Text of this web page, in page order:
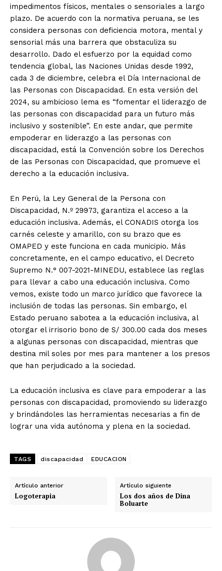
impedimentos físicos, mentales o sensoriales a largo
plazo. De acuerdo con la normativa peruana, se les
considera personas con deficiencia motora, mental y
sensorial más una barrera que obstaculiza su
desarrollo. Dado el esfuerzo por la equidad como
tendencia global, las Naciones Unidas desde 1992,
cada 3 de diciembre, celebra el Día Internacional de
las Personas con Discapacidad. En esta versión del
2024, su ambicioso lema es “fomentar el liderazgo de
las personas con discapacidad para un futuro más
inclusivo y sostenible”. En este andar, que permite
empoderar en liderazgo a las personas con
discapacidad, está la Convención sobre los Derechos
de las Personas con Discapacidad, que promueve el
derecho a la educación inclusiva.
En Perú, la Ley General de la Persona con
Discapacidad, N.º 29973, garantiza el acceso a la
educación inclusiva. Además, el CONADIS otorga los
carnés celeste y amarillo, con su brazo que es
OMAPED y este funciona en cada municipio. Más
concretamente, en el campo educativo, el Decreto
Supremo N.° 007-2021-MINEDU, establece las reglas
para llevar a cabo una educación inclusiva. Como
vemos, existe todo un marco jurídico que favorece la
inclusión de todas las personas. Sin embargo, el
Estado peruano sabotea a la educación inclusiva, al
otorgar el irrisorio bono de S/ 300.00 cada dos meses
a algunas personas con discapacidad, mientras que
destina mil soles por mes para mantener a los presos
que han perjudicado a la sociedad.
La educación inclusiva es clave para empoderar a las
personas con discapacidad, promoviendo su liderazgo
y brindándoles las herramientas necesarias a fin de
lograr una vida autónoma y plena en la sociedad.
TAGS discapacidad EDUCACION
Artículo anterior
Logoterapia
Artículo siguiente
Los dos años de Dina
Boluarte